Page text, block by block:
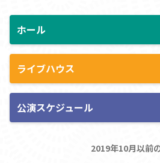
ホール
ライブハウス
公演スケジュール
2019年10月以前